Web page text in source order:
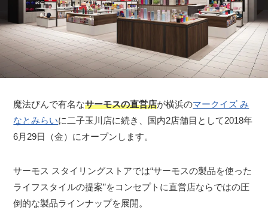
魔法びんで有名なサーモスの直営店が横浜のマークイズ み
なとみらいに二子玉川店に続き、国内2店舗目として2018年
6月29日（金）にオープンします。
サーモス スタイリングストアでは“サーモスの製品を使った
ライフスタイルの提案”をコンセプトに直営店ならではの圧
倒的な製品ラインナップを展開。